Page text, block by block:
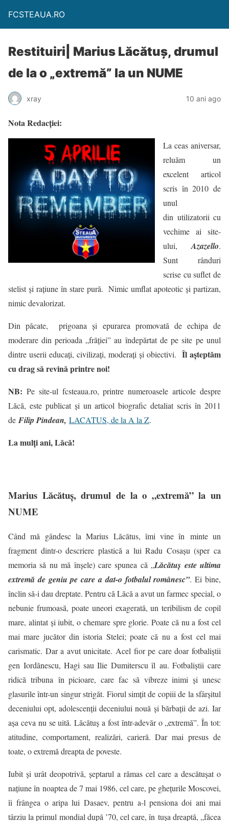
FCSTEAUA.RO
Restituiri| Marius Lăcătuș, drumul
de la o „extremă” la un NUME
xray 10 ani ago
NotaRedacției:
La ceas aniversar,
reluăm un
excelent articol
scris în 2010 de
unul
din utilizatorii cu
vechime ai site-
ului, Azazello.
Sunt rânduri
scrise cu suflet de
stelist și rațiune în stare pură. Nimic umflat apoteotic și partizan,
nimic devalorizat.
Din păcate, prigoana și epurarea promovată de echipa de
moderare din perioada „frăției” au îndepărtat de pe site pe unul
dintre userii educați, civilizați, moderați și obiectivi. Îl așteptăm
cu drag să revină printre noi!
NB: Pe site-ul fcsteaua.ro, printre numeroasele articole despre
Lăcă, este publicat și un articol biografic detaliat scris în 2011
de Filip Pindean, LACATUS, de la A la Z.
La mulți ani, Lăcă!
Marius Lăcătuș, drumul de la o „extremă” la un
NUME
Când mă gândesc la Marius Lăcătus, îmi vine în minte un
fragment dintr-o descriere plastică a lui Radu Cosaşu (sper ca
memoria să nu mă înşele) care spunea că „Lăcătuş este ultima
extremă de geniu pe care a dat-o fotbalul românesc”. Ei bine,
înclin să-i dau dreptate. Pentru că Lăcă a avut un farmec special, o
nebunie frumoasă, poate uneori exagerată, un teribilism de copil
mare, alintat şi iubit, o chemare spre glorie. Poate că nu a fost cel
mai mare jucător din istoria Stelei; poate că nu a fost cel mai
carismatic. Dar a avut unicitate. Acel fior pe care doar fotbaliştii
gen Iordănescu, Hagi sau Ilie Dumiterscu îl au. Fotbaliştii care
ridică tribuna în picioare, care fac să vibreze inimi şi unesc
glasurile într-un singur strigăt. Fiorul simţit de copiii de la sfârşitul
deceniului opt, adolescenţii deceniului nouă şi bărbaţii de azi. Iar
aşa ceva nu se uită. Lăcătuş a fost într-adevăr o „extremă”. În tot:
atitudine, comportament, realizări, carieră. Dar mai presus de
toate, o extremă dreapta de poveste.
Iubit şi urât deopotrivă, şeptarul a rămas cel care a descătuşat o
naţiune în noaptea de 7 mai 1986, cel care, pe gheţurile Moscovei,
îi frângea o aripa lui Dasaev, pentru a-l pensiona doi ani mai
târziu la primul mondial după ’70, cel care, în tuşa dreaptă, „făcea